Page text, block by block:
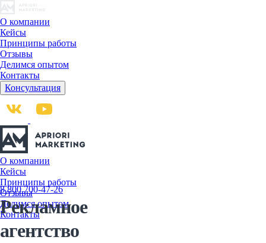
О компании
Кейсы
Принципы работы
Отзывы
Делимся опытом
Контакты
Консультация
О компании
Кейсы
Принципы работы
Отзывы
Делимся опытом
Контакты
8 800 700-47-26
Рекламное
агентство